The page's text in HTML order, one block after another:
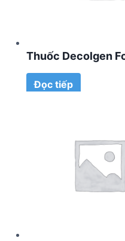
Thuốc Decolgen
Đọc tiếp